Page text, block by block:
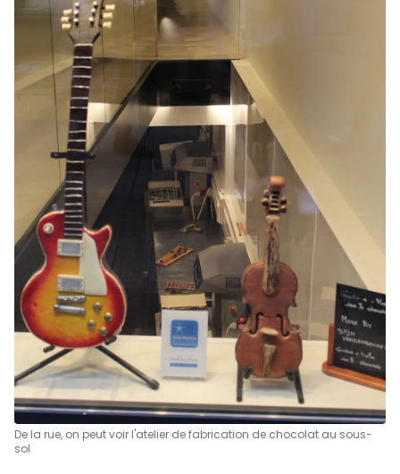
De la rue, on peut voir l'atelier de fabrication de chocolat au sous-
sol